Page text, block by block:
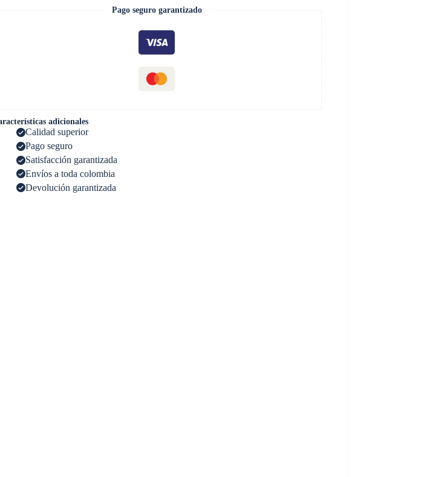
Pago seguro garantizado
adicionales
Calidad superior
Pago seguro
Satisfacción garantizada
Envíos a toda colombia
Devolución garantizada